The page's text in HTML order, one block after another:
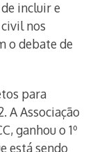
incluir e
nos
o debate de
para
A Associação
ganhou o 1º
está sendo